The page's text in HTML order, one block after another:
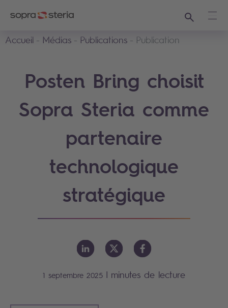
Recherche
Accueil
Médias Publications Publication
Posten Bring choisit
Sopra Steria comme
partenaire
technologique
stratégique
1 septembre 2025 | minutes de lecture